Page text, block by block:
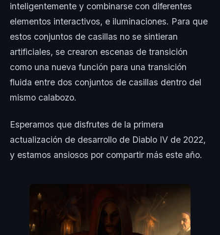
inteligentemente y combinarse con diferentes
elementos interactivos, e iluminaciones. Para que
estos conjuntos de casillas no se sintieran
artificiales, se crearon escenas de transición
como una nueva función para una transición
fluida entre dos conjuntos de casillas dentro del
mismo calabozo.
Esperamos que disfrutes de la primera
actualización de desarrollo de Diablo IV de 2022,
y estamos ansiosos por compartir más este año.